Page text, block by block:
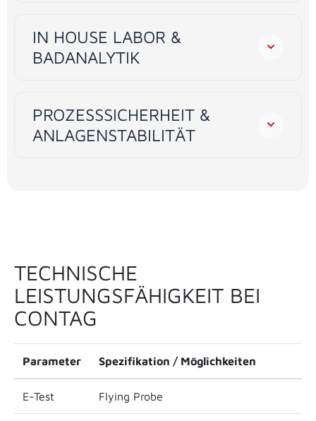
IN HOUSE LABOR &
BADANALYTIK
PROZESSSICHERHEIT &
ANLAGENSTABILITÄT
TECHNISCHE
LEISTUNGSFÄHIGKEIT BEI
CONTAG
Parameter Spezifikation / Möglichkeiten
E-Test Flying Probe